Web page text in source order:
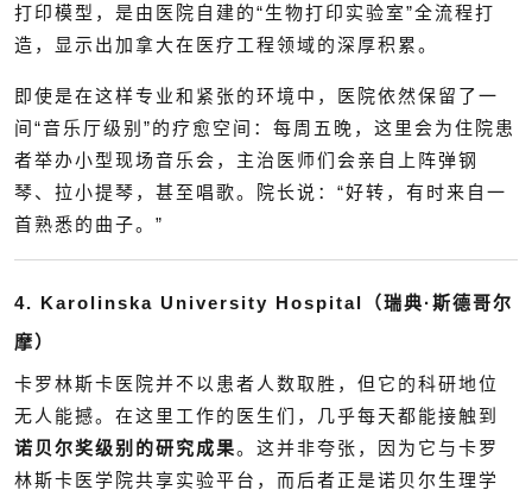
打印模型，是由医院自建的“生物打印实验室”全流程打
造，显示出加拿大在医疗工程领域的深厚积累。
即使是在这样专业和紧张的环境中，医院依然保留了一
间“音乐厅级别”的疗愈空间：每周五晚，这里会为住院患
者举办小型现场音乐会，主治医师们会亲自上阵弹钢
琴、拉小提琴，甚至唱歌。院长说：“好转，有时来自一
首熟悉的曲子。”
4. Karolinska University Hospital（瑞典·斯德哥尔
摩）
卡罗林斯卡医院并不以患者人数取胜，但它的科研地位
无人能撼。在这里工作的医生们，几乎每天都能接触到
诺贝尔奖级别的研究成果。这并非夸张，因为它与卡罗
林斯卡医学院共享实验平台，而后者正是诺贝尔生理学